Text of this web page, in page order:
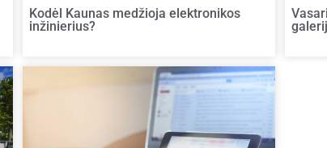
Kodėl Kaunas medžioja elektronikos
inžinierius?